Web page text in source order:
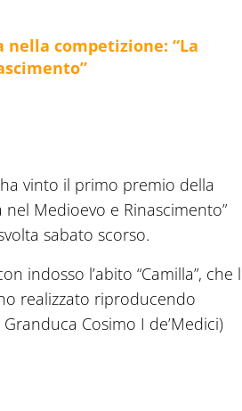
competizione: “La
vinto il primo premio della
Medioevo e Rinascimento”
sabato scorso.
indosso l’abito “Camilla”, che
realizzato riproducendo
Cosimo I de’Medici)